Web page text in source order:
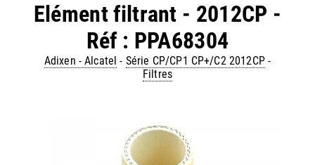
Elément filtrant - 2012CP -
Réf : PPA68304
Adixen - Alcatel - Série CP/CP1 CP+/C2 2012CP-
Filtres